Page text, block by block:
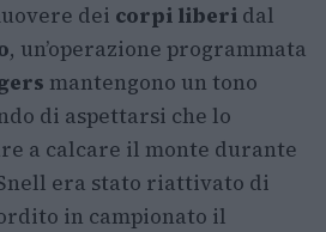
dei corpi liberi dal
, un’operazione programmata
mantengono un tono
di aspettarsi che lo
a calcare il monte durante
era stato riattivato di
in campionato il